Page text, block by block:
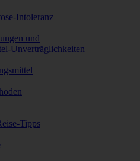
Intoleranz
und
Unverträglichkeiten
Tipps